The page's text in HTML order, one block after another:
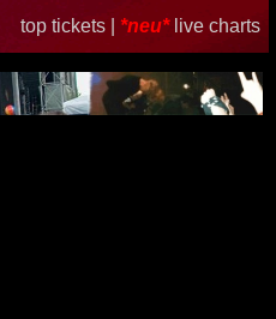
top tickets | *neu* live charts